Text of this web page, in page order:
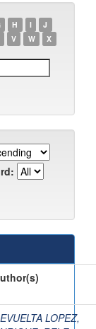
H I
J
V W
X
LOPEZ,